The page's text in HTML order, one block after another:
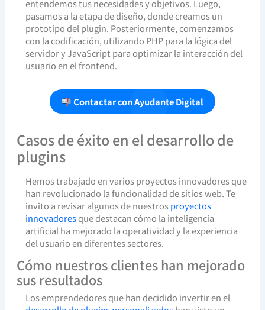
entendemos tus necesidades y objetivos. Luego,
pasamos a la etapa de diseño, donde creamos un
prototipo del plugin. Posteriormente, comenzamos
con la codificación, utilizando PHP para la lógica del
servidor y JavaScript para optimizar la interacción del
usuario en el frontend.
Contactar con Ayudante Digital
Casos de éxito en el desarrollo de
plugins
Hemos trabajado en varios proyectos innovadores que
han revolucionado la funcionalidad de sitios web. Te
invito a revisar algunos de nuestrosproyectos
innovadoresque destacan cómo la inteligencia
artificial ha mejorado la operatividad y la experiencia
del usuario en diferentes sectores.
Cómo nuestros clientes han mejorado
sus resultados
Los emprendedores que han decidido invertir en el